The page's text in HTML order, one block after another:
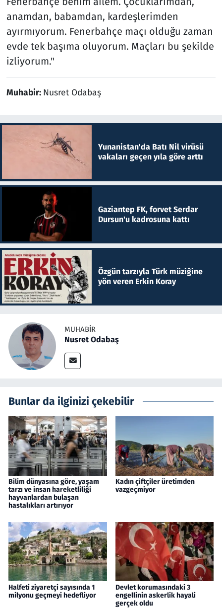
anamdan, babamdan, kardeşlerimden
ayırmıyorum. Fenerbahçe maçı olduğu zaman
evde tek başıma oluyorum. Maçları bu şekilde
izliyorum."
Muhabir: Nusret Odabaş
Yunanistan'da Batı Nil virüsü
vakaları geçen yıla göre arttı
Gaziantep FK, forvet Serdar
Dursun'u kadrosuna kattı
Özgün tarzıyla Türk müziğine
yön veren Erkin Koray
MUHABIR
Nusret Odabaş
Bunlar da ilginizi çekebilir
Bilim dünyasına göre, yaşam
tarzı ve insan hareketliliği
hayvanlardan bulaşan
hastalıkları artırıyor
Kadın çiftçiler üretimden
vazgeçmiyor
Halfeti ziyaretçi sayısında 1
milyonu geçmeyi hedefliyor
Devlet korumasındaki 3
engellinin askerlik hayali
gerçek oldu